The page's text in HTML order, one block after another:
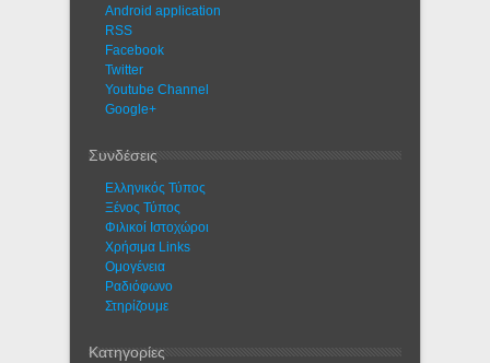
Android application
RSS
Facebook
Twitter
Youtube Channel
Google+
Συνδέσεις
Ελληνικός Τύπος
Ξένος Τύπος
Φιλικοί Ιστοχώροι
Χρήσιμα Links
Ομογένεια
Ραδιόφωνο
Στηρίζουμε
Κατηγορίες